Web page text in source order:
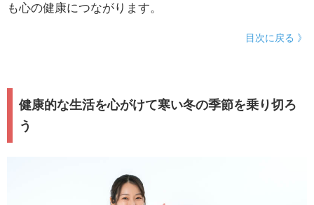
も心の健康につながります。
目次に戻る 》
健康的な生活を心がけて寒い冬の季節を乗り切ろ
う